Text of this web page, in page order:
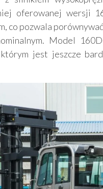
oferowanej wersji
co pozwala
Model
jest jeszcze